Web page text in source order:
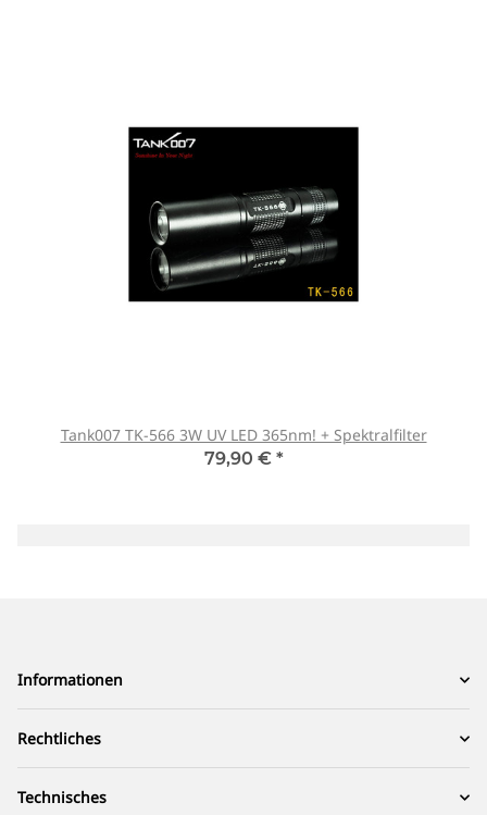
Tank007 TK-566 3W UV LED 365nm! + Spektralfilter
79,90 € *
Informationen
Rechtliches
Technisches